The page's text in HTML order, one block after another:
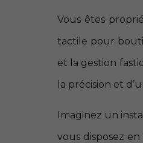
Vous êtes
tactile pour
et la gestion
la précision et
Imaginez un
vous disposez